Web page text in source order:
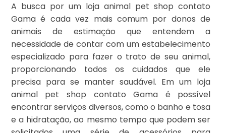
A busca por um loja animal pet shop contato
Gama é cada vez mais comum por donos de
animais de estimação que entendem a
necessidade de contar com um estabelecimento
especializado para fazer o trato de seu animal,
proporcionando todos os cuidados que ele
precisa para se manter saudável. Em um loja
animal pet shop contato Gama é possível
encontrar serviços diversos, como o banho e tosa
e a hidratação, ao mesmo tempo que podem ser